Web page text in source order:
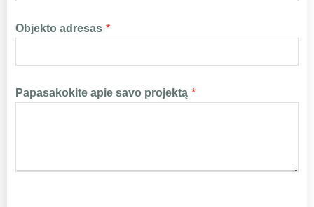
Objekto adresas *
Papasakokite apie savo projektą *